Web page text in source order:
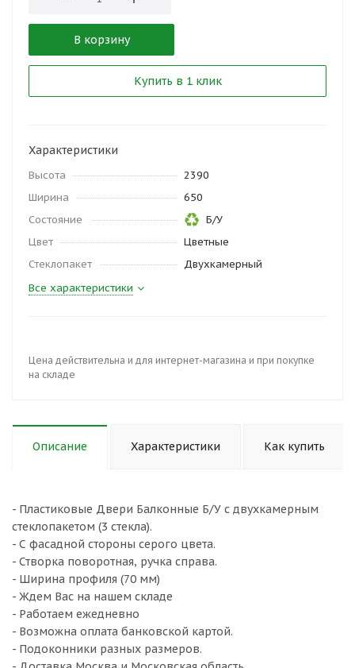
В корзину
Купить в 1 клик
Характеристики
Высота
2390
Ширина
650
Состояние
Б/У
Цвет
Цветные
Стеклопакет
Двухкамерный
Все характеристики
Цена действительна и для интернет-магазина и при покупке
на складе
Описание Характеристики Как купить
- Пластиковые Двери Балконные Б/У с двухкамерным
стеклопакетом (3 стекла).
- С фасадной стороны серого цвета.
- Створка поворотная, ручка справа.
- Ширина профиля (70 мм)
- Ждем Вас на нашем складе
- Работаем ежедневно
- Возможна оплата банковской картой.
- Подоконники разных размеров.